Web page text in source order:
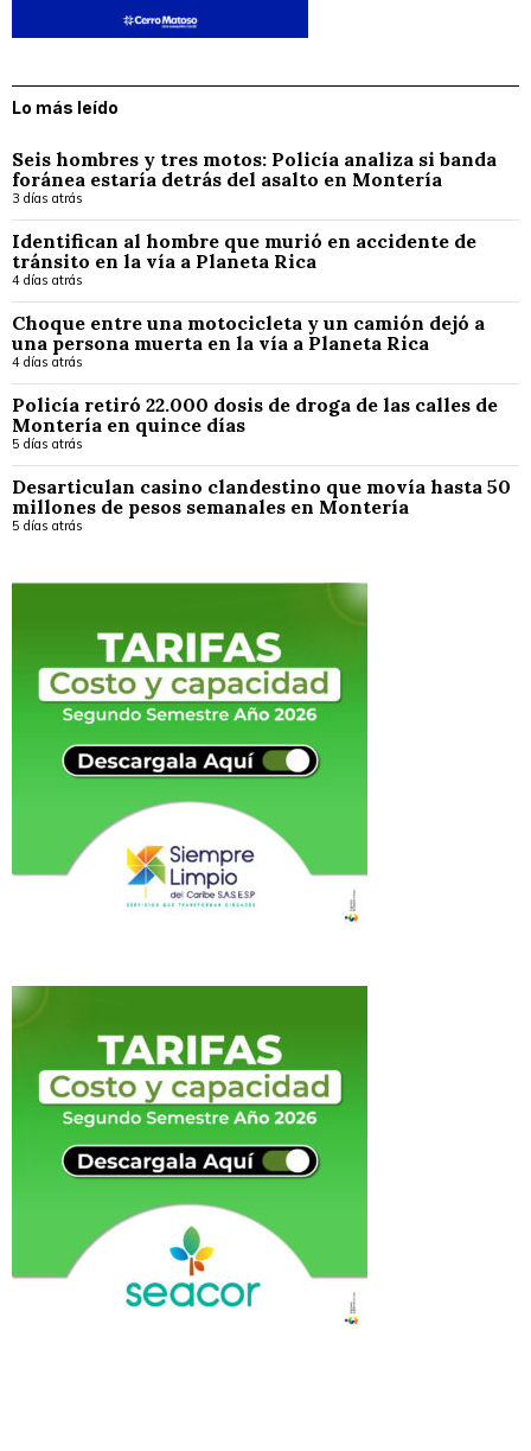
Lo más leído
Seis hombres y tres motos: Policía analiza si banda
foránea estaría detrás del asalto en Montería
3 días atrás
Identifican al hombre que murió en accidente de
tránsito en la vía a Planeta Rica
4 días atrás
Choque entre una motocicleta y un camión dejó a
una persona muerta en la vía a Planeta Rica
4 días atrás
Policía retiró 22.000 dosis de droga de las calles de
Montería en quince días
5 días atrás
Desarticulan casino clandestino que movía hasta 50
millones de pesos semanales en Montería
5 días atrás